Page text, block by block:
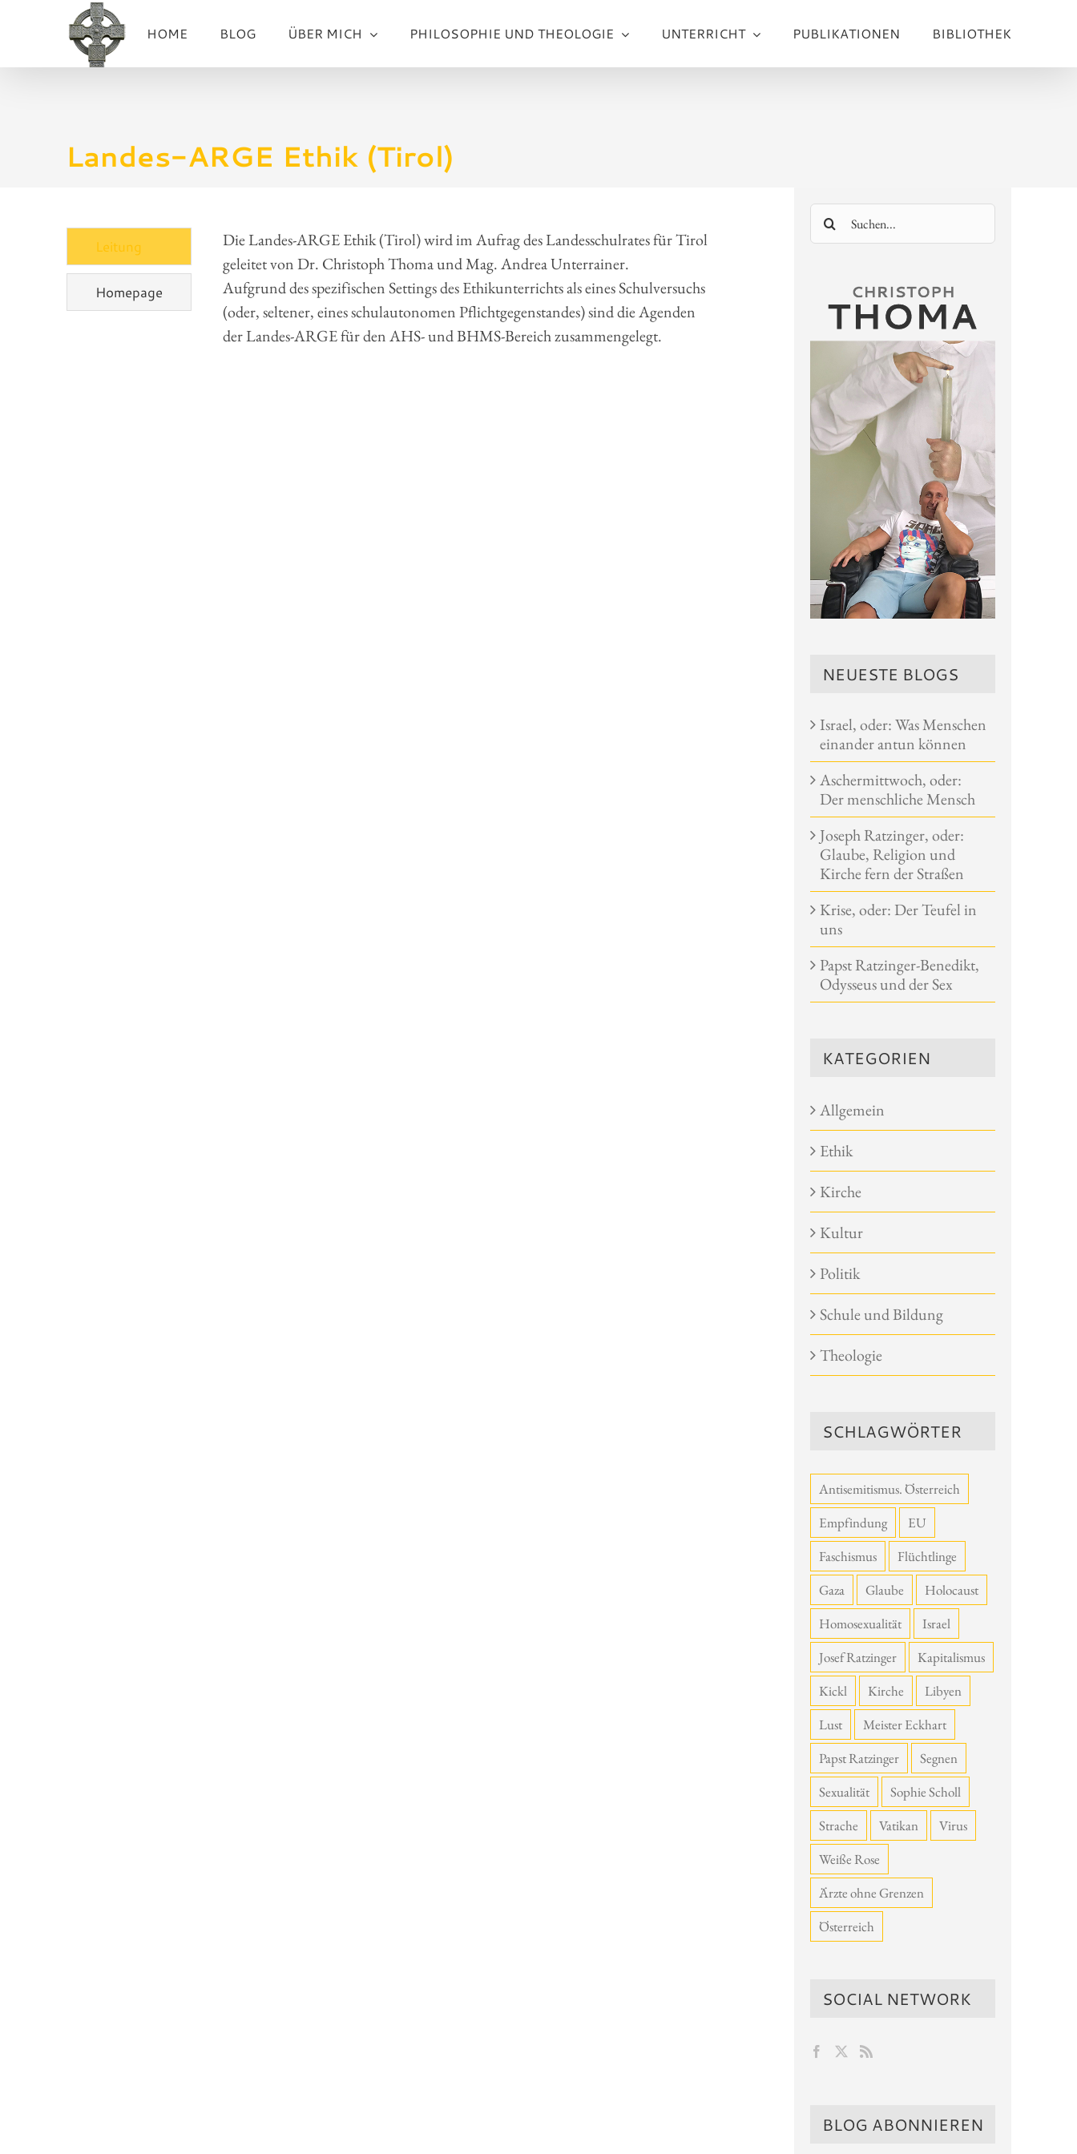
HOME BLOG ÜBER MICH PHILOSOPHIE UND THEOLOGIE UNTERRICHT PUBLIKATIONEN BIBLIOTHEK
Landes-ARGE Ethik (Tirol)
Leitung
Homepage
Die Landes-ARGE Ethik (Tirol) wird im Aufrag des Landesschulrates für Tirol
geleitet von Dr. Christoph Thoma und Mag. Andrea Unterrainer.
Aufgrund des spezifischen Settings des Ethikunterrichts als eines Schulversuchs
(oder, seltener, eines schulautonomen Pflichtgegenstandes) sind die Agenden
der Landes-ARGE für den AHS- und BHMS-Bereich zusammengelegt.
Suche
nach:
NEUESTE BLOGS
Israel, oder: Was Menschen
einander antun können
Aschermittwoch, oder:
Der menschliche Mensch
Joseph Ratzinger, oder:
Glaube, Religion und
Kirche fern der Straßen
Krise, oder: Der Teufel in
uns
Papst Ratzinger-Benedikt,
Odysseus und der Sex
KATEGORIEN
Allgemein
Ethik
Kirche
Kultur
Politik
Schule und Bildung
Theologie
SCHLAGWÖRTER
Antisemitismus. Österreich
Empfindung
EU
Faschismus
Flüchtlinge
Gaza
Glaube
Holocaust
Homosexualität
Israel
Josef Ratzinger
Kapitalismus
Kickl
Kirche
Libyen
Lust
Meister Eckhart
Papst Ratzinger
Segnen
Sexualität
Sophie Scholl
Strache
Vatikan
Virus
Weiße Rose
Ärzte ohne Grenzen
Österreich
SOCIAL NETWORK
BLOG ABONNIEREN